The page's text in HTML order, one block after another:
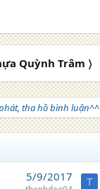
Quỳnh Trâm 〉
tha hồ bình luận^^
5/9/2017 T